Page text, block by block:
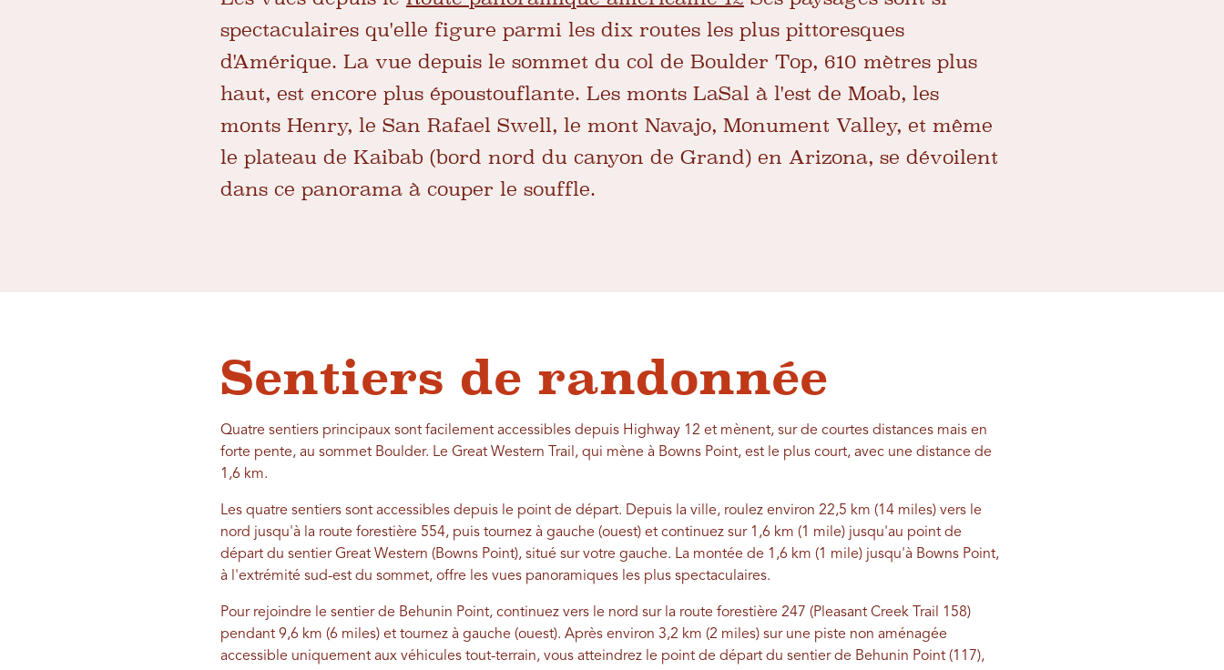
spectaculaires qu'elle figure parmi les dix routes les plus pittoresques
d'Amérique. La vue depuis le sommet du col de Boulder Top, 610 mètres plus
haut, est encore plus époustouflante. Les monts LaSal à l'est de Moab, les
monts Henry, le San Rafael Swell, le mont Navajo, Monument Valley, et même
le plateau de Kaibab (bord nord du canyon de Grand) en Arizona, se dévoilent
dans ce panorama à couper le souffle.
Sentiers de randonnée
Quatre sentiers principaux sont facilement accessibles depuis Highway 12 et mènent, sur de courtes distances mais en
forte pente, au sommet Boulder. Le Great Western Trail, qui mène à Bowns Point, est le plus court, avec une distance de
1,6 km.
Les quatre sentiers sont accessibles depuis le point de départ. Depuis la ville, roulez environ 22,5 km (14 miles) vers le
nord jusqu'à la route forestière 554, puis tournez à gauche (ouest) et continuez sur 1,6 km (1 mile) jusqu'au point de
départ du sentier Great Western (Bowns Point), situé sur votre gauche. La montée de 1,6 km (1 mile) jusqu'à Bowns Point,
à l'extrémité sud-est du sommet, offre les vues panoramiques les plus spectaculaires.
Pour rejoindre le sentier de Behunin Point, continuez vers le nord sur la route forestière 247 (Pleasant Creek Trail 158)
pendant 9,6 km (6 miles) et tournez à gauche (ouest). Après environ 3,2 km (2 miles) sur une piste non aménagée
accessible uniquement aux véhicules tout-terrain, vous atteindrez le point de départ du sentier de Behunin Point (117),